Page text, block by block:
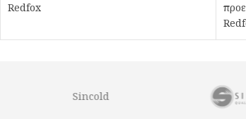
Redfox